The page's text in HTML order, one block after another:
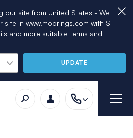
our site from United States - We
site in www.moorings.com with $
and more suitable terms and
UPDATE